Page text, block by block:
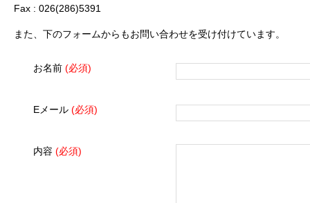
Fax : 026(286)5391
また、下のフォームからもお問い合わせを受け付けています。
お名前 (必須)
Eメール (必須)
内容 (必須)